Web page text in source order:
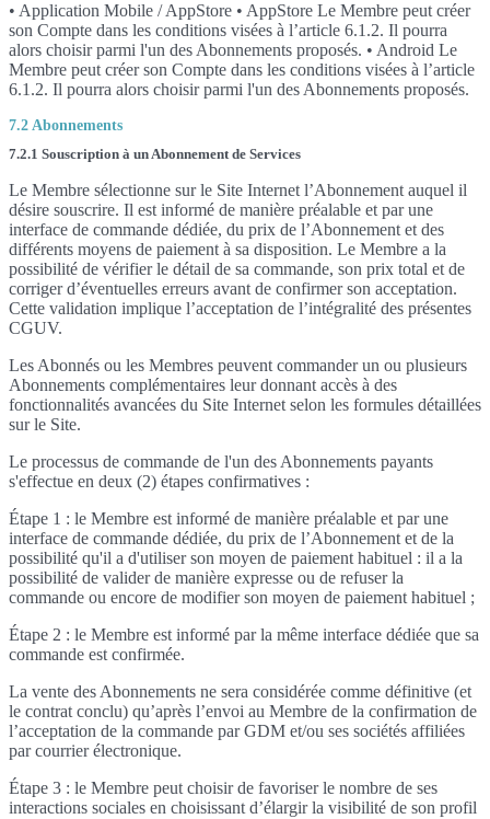
• Application Mobile / AppStore • AppStore Le Membre peut créer
son Compte dans les conditions visées à l’article 6.1.2. Il pourra
alors choisir parmi l'un des Abonnements proposés. • Android Le
Membre peut créer son Compte dans les conditions visées à l’article
6.1.2. Il pourra alors choisir parmi l'un des Abonnements proposés.
7.2 Abonnements
7.2.1 Souscription à un Abonnement de Services
Le Membre sélectionne sur le Site Internet l’Abonnement auquel il
désire souscrire. Il est informé de manière préalable et par une
interface de commande dédiée, du prix de l’Abonnement et des
différents moyens de paiement à sa disposition. Le Membre a la
possibilité de vérifier le détail de sa commande, son prix total et de
corriger d’éventuelles erreurs avant de confirmer son acceptation.
Cette validation implique l’acceptation de l’intégralité des présentes
CGUV.
Les Abonnés ou les Membres peuvent commander un ou plusieurs
Abonnements complémentaires leur donnant accès à des
fonctionnalités avancées du Site Internet selon les formules détaillées
sur le Site.
Le processus de commande de l'un des Abonnements payants
s'effectue en deux (2) étapes confirmatives :
Étape 1 : le Membre est informé de manière préalable et par une
interface de commande dédiée, du prix de l’Abonnement et de la
possibilité qu'il a d'utiliser son moyen de paiement habituel : il a la
possibilité de valider de manière expresse ou de refuser la
commande ou encore de modifier son moyen de paiement habituel ;
Étape 2 : le Membre est informé par la même interface dédiée que sa
commande est confirmée.
La vente des Abonnements ne sera considérée comme définitive (et
le contrat conclu) qu’après l’envoi au Membre de la confirmation de
l’acceptation de la commande par GDM et/ou ses sociétés affiliées
par courrier électronique.
Étape 3 : le Membre peut choisir de favoriser le nombre de ses
interactions sociales en choisissant d’élargir la visibilité de son profil